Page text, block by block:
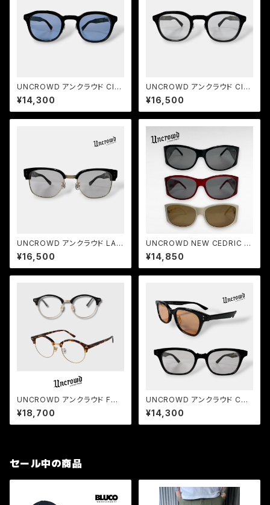
UNCROWD アンクラウド CIVI
C 2026 サングラス BLACK-B
LUE
¥14,300
UNCROWD アンクラウド CIVI
C Photochromic 2026 調光
レンズ サングラス BLACK-P.G
RAY
¥16,500
UNCROWD アンクラウド LAN
CER 2026 サーモントサングラ
ス BLACK-L.GRAY
¥16,500
UNCROWD NEW CEDRIC サ
ングラス 90sスタイル バイカー
シェード 限定モデル
¥14,850
UNCROWD アンクラウド FOR
TE 調光サングラス ブロータイ
プ オーバルレンズ メンズ 紫外
線対応
¥18,700
UNCROWD アンクラウド COR
OLLA 2026 バイカーシェード
サングラス
¥14,300
セール中の商品